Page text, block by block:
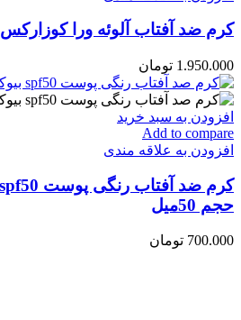
کرم ضد آفتاب آلوئه ورا کوزارکس SPF50 حجم 50میل
1.950.000 تومان
افزودن به سبد خرید
Add to compare
افزودن به علاقه مندی
حجم 50میل
700.000 تومان